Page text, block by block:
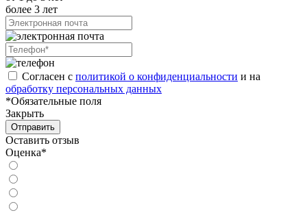
более 3 лет
Согласен с политикой о конфиденциальности и на
обработку персональных данных
*Обязательные поля
Закрыть
Отправить
Оставить отзыв
Оценка*